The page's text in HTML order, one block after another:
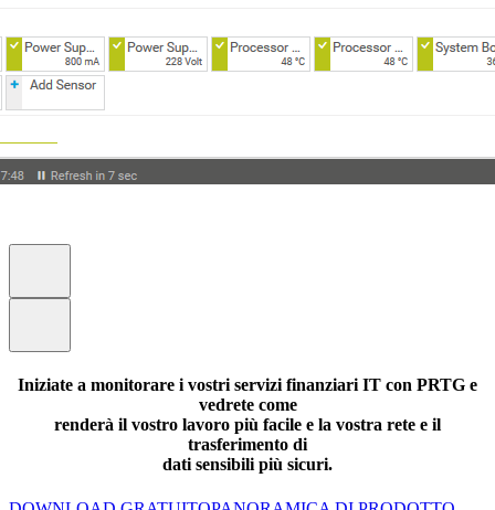
Iniziate a monitorare i vostri servizi finanziari IT con PRTG e
vedrete come
renderà il vostro lavoro più facile e la vostra rete e il
trasferimento di
dati sensibili più sicuri.